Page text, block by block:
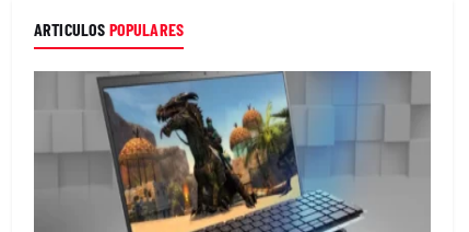
ARTICULOS POPULARES